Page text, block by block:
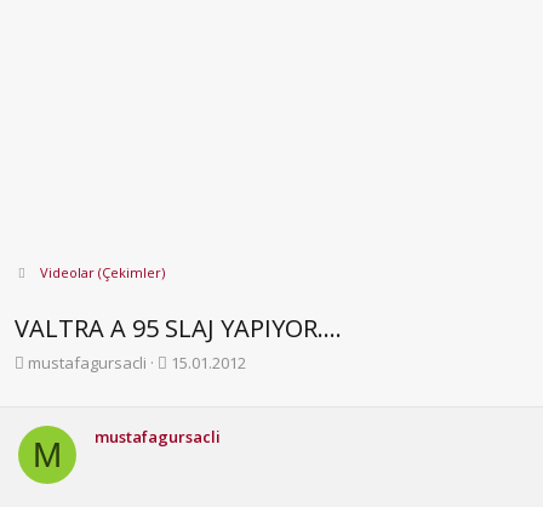
Videolar (Çekimler)
VALTRA A 95 SLAJ YAPIYOR....
K
b
u
y
mustafagursacli
B
a
15.01.2012
M mustafagursacli